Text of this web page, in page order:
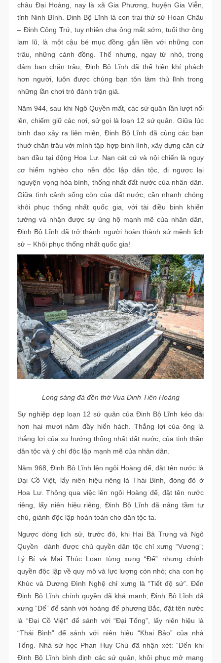
châu Đại Hoàng, nay là xã Gia Phương, huyện Gia Viễn,
tỉnh Ninh Bình. Đinh Bộ Lĩnh là con trai thứ sử Hoan Châu
– Đinh Công Trứ, tuy nhiên cha ông mất sớm, tuổi thơ ông
lam lũ, là một cậu bé mục đồng gắn liền với những con
trâu, những cánh đồng. Thế nhưng, ngay từ nhỏ, trong
đám bạn chăn trâu, Đinh Bộ Lĩnh đã thể hiện khí phách
hơn người, luôn được chúng bạn tôn làm thủ lĩnh trong
những lần chơi trò đánh trận giả.
Năm 944, sau khi Ngô Quyền mất, các sứ quân lần lượt nổi
lên, chiếm giữ các nơi, sử gọi là loạn 12 sứ quân. Giữa lúc
binh đao xảy ra liên miên, Đinh Bộ Lĩnh đã cùng các bạn
thuở chăn trâu với mình tập hợp binh lính, xây dựng căn cứ
ban đầu tại động Hoa Lư. Nạn cát cứ và nội chiến là nguy
cơ hiểm nghèo cho nền độc lập dân tộc, đi ngược lại
nguyện vọng hòa bình, thống nhất đất nước của nhân dân.
Giữa tình cảnh sống còn của đất nước, cần nhanh chóng
khôi phục thống nhất quốc gia, với tài điều binh khiển
tướng và nhận được sự ủng hộ mạnh mẽ của nhân dân,
Đinh Bộ Lĩnh đã trở thành người hoàn thành sứ mệnh lịch
sử – Khôi phục thống nhất quốc gia!
Long sàng đá đền thờ Vua Đinh Tiên Hoàng
Sự nghiệp dẹp loạn 12 sứ quân của Đinh Bộ Lĩnh kéo dài
hơn hai mươi năm đầy hiển hách. Thắng lợi của ông là
thắng lợi của xu hướng thống nhất đất nước, của tinh thần
dân tộc và ý chí độc lập mạnh mẽ của nhân dân.
Năm 968, Đinh Bộ Lĩnh lên ngôi Hoàng đế, đặt tên nước là
Đại Cồ Việt, lấy niên hiệu riêng là Thái Bình, đóng đô ở
Hoa Lư. Thông qua việc lên ngôi Hoàng đế, đặt tên nước
riêng, lấy niên hiệu riêng, Đinh Bộ Lĩnh đã nâng tầm tự
chủ, giành độc lập hoàn toàn cho dân tộc ta.
Ngược dòng lịch sử, trước đó, khi Hai Bà Trưng và Ngô
Quyền dành được chủ quyền dân tộc chỉ xưng “Vương”;
Lý Bí và Mai Thúc Loan từng xưng “Đế” nhưng chính
quyền độc lập về quy mô và lực lượng còn nhỏ; cha con họ
Khúc và Dương Đình Nghệ chỉ xưng là “Tiết độ sứ”. Đến
Đinh Bộ Lĩnh chính quyền đã khá mạnh, Đinh Bộ Lĩnh đã
xưng “Đế” để sánh với hoàng đế phương Bắc, đặt tên nước
là “Đại Cồ Việt” để sánh với “Đại Tống”, lấy niên hiệu là
“Thái Bình” để sánh với niên hiệu “Khai Bảo” của nhà
Tống. Nhà sử học Phan Huy Chú đã nhận xét: “Đến khi
Đinh Bộ Lĩnh bình định các sứ quân, khôi phục mở mang